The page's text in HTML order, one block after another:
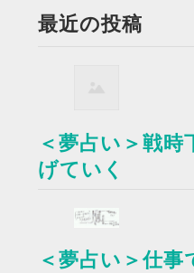
最近の投稿
＜夢占い＞戦
げていく
＜夢占い＞仕事